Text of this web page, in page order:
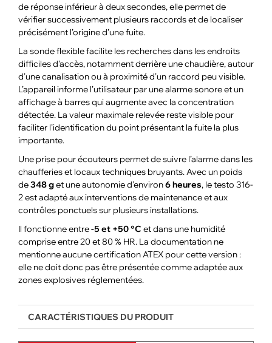
de réponse inférieur à deux secondes, elle permet de
vérifier successivement plusieurs raccords et de localiser
précisément l’origine d’une fuite.
La sonde flexible facilite les recherches dans les endroits
difficiles d’accès, notamment derrière une chaudière, autour
d’une canalisation ou à proximité d’un raccord peu visible.
L’appareil informe l’utilisateur par une alarme sonore et un
affichage à barres qui augmente avec la concentration
détectée. La valeur maximale relevée reste visible pour
faciliter l’identification du point présentant la fuite la plus
importante.
Une prise pour écouteurs permet de suivre l’alarme dans les
chaufferies et locaux techniques bruyants. Avec un poids
de348 get une autonomie d’environ6 heures, le testo 316-
2 est adapté aux interventions de maintenance et aux
contrôles ponctuels sur plusieurs installations.
Il fonctionne entre-5 et +50 °C et dans une humidité
comprise entre 20 et 80 % HR. La documentation ne
mentionne aucune certification ATEX pour cette version :
elle ne doit donc pas être présentée comme adaptée aux
zones explosives réglementées.
CARACTÉRISTIQUES DU PRODUIT